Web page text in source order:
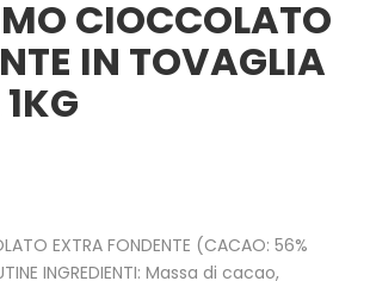
CIOCCOLATO
IN TOVAGLIA
EXTRA FONDENTE (CACAO: 56%
INGREDIENTI: Massa di cacao,